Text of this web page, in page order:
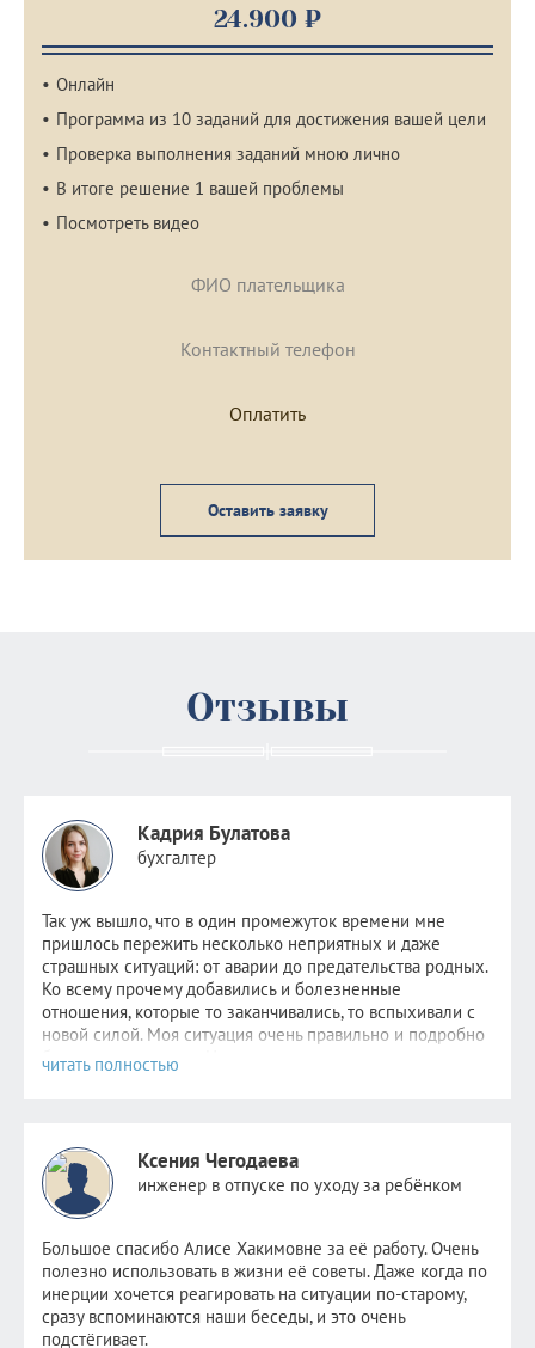
24.900 ₽
Онлайн
Программа из 10 заданий для достижения вашей цели
Проверка выполнения заданий мною лично
В итоге решение 1 вашей проблемы
Посмотреть видео
Оставить заявку
Отзывы
Кадрия Булатова
бухгалтер
Так уж вышло, что в один промежуток времени мне
пришлось пережить несколько неприятных и даже
страшных ситуаций: от аварии до предательства родных.
Ко всему прочему добавились и болезненные
отношения, которые то заканчивались, то вспыхивали с
новой силой. Моя ситуация очень правильно и подробно
была описаназдесь
силах, обратилась к Алисе.
После консультаций в голове отложились рекомендации
психолога, старалась следовать всем советам, но сердцу
не прикажешь: по-прежнему было очень больно видеть
новые отношения прежде любимого человека. Но потом
я и сама не заметила как стала снова видеть других
парней. Как открыла ранее заблокированные страницы.
Как мне стало не совсем безразлично, но значительно
легче. Как мне снова стало нравиться держать кого-то
Ксения Чегодаева
инженер в отпуске по уходу за ребёнком
Большое спасибо Алисе Хакимовне за её работу. Очень
полезно использовать в жизни её советы. Даже когда по
инерции хочется реагировать на ситуации по-старому,
сразу вспоминаются наши беседы, и это очень
подстёгивает.